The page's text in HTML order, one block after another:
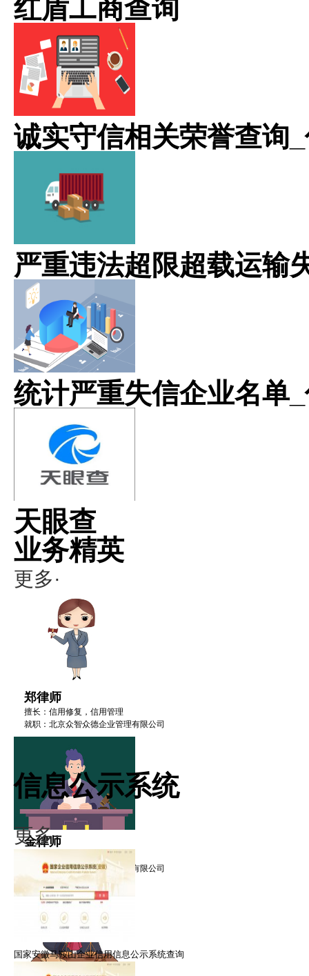
红盾工商查询
诚实守信相关荣誉查询
严重违法超限超载运输
统计严重失信企业名单
天眼查
业务精英
更多·
郑律师
擅长：信用修复，信用管理
就职：北京众智众德企业管理有限公司
金律师
擅长：信用修复，信用管理
就职：北京众智众德企业管理有限公司
信息公示系统
更多·
国家安徽马鞍山企业信用信息公示系统查询